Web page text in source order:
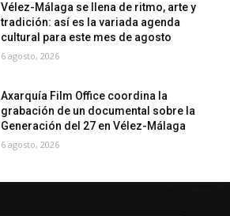
Vélez-Málaga se llena de ritmo, arte y
tradición: así es la variada agenda
cultural para este mes de agosto
6 agosto, 2026
Axarquía Film Office coordina la
grabación de un documental sobre la
Generación del 27 en Vélez-Málaga
6 agosto, 2026